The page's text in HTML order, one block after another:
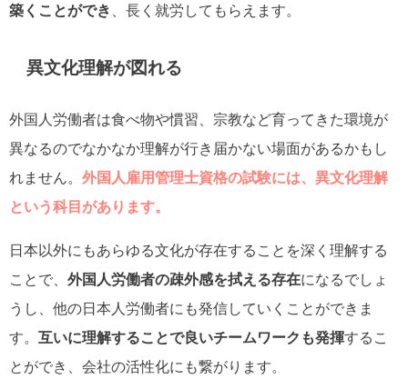
築くことができ
、長く就労してもらえます。
異文化理解が図れる
外国人労働者は食べ物や慣習、宗教など育ってきた環境が
異なるのでなかなか理解が行き届かない場面があるかもし
れません。 外国人雇用管理士資格の試験には、異文化理解
という科目があります。
日本以外にもあらゆる文化が存在することを深く理解する
ことで、 外国人労働者の疎外感を拭える存在になるでしょ
うし、他の日本人労働者にも発信していくことができま
す。 互いに理解することで良いチームワークも発揮するこ
とができ、会社の活性化にも繋がります。